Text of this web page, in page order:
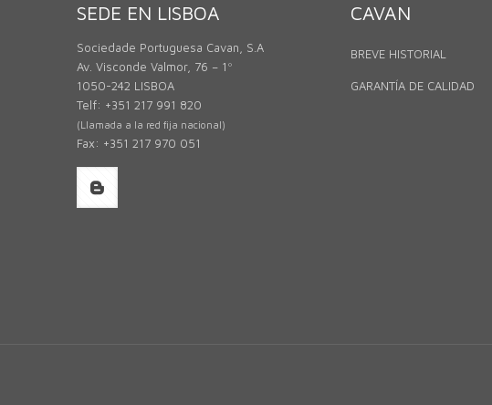
SEDE EN LISBOA
Sociedade Portuguesa Cavan, S.A
Av. Visconde Valmor, 76 – 1º
1050-242 LISBOA
Telf: +351 217 991 820
(Llamada a la red fija nacional)
Fax: +351 217 970 051
CAVAN
BREVE HISTORIAL
GARANTÍA DE CALIDAD